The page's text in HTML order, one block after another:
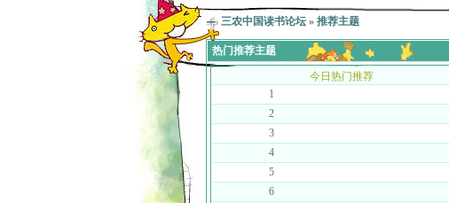
三农中国读书论坛 » 推荐主题
热门推荐主题
今日热门推荐
1
2
3
4
5
6